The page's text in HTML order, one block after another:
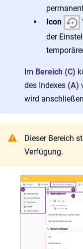
Icon
der
Im Bereich (C)
des Indexes (A)
wird
Dieser Bereich
Verfügung.